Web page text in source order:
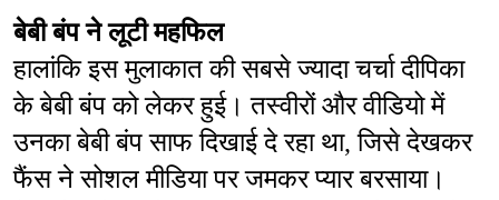
बेबी बंप ने लूटी महफिल
हालांकि इस मुलाकात की सबसे ज्यादा चर्चा दीपिका
के बेबी बंप को लेकर हुई। तस्वीरों और वीडियो में
उनका बेबी बंप साफ दिखाई दे रहा था, जिसे देखकर
फैंस ने सोशल मीडिया पर जमकर प्यार बरसाया।